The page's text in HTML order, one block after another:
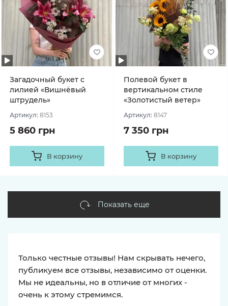
Загадочный букет с
лилией «Вишнёвый
штрудель»
Артикул: 8153
5 860 грн
В корзину
Полевой букет в
вертикальном стиле
«Золотистый ветер»
Артикул: 8147
7 350 грн
В корзину
Показать еще
Только честные отзывы! Нам скрывать нечего,
публикуем все отзывы, независимо от оценки.
Мы не идеальны, но в отличие от многих -
очень к этому стремимся.